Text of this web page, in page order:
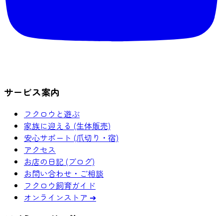
サービス案内
フクロウと遊ぶ
家族に迎える (生体販売)
安心サポート (爪切り・宿)
アクセス
お店の日記 (ブログ)
お問い合わせ・ご相談
フクロウ飼育ガイド
オンラインストア ➔